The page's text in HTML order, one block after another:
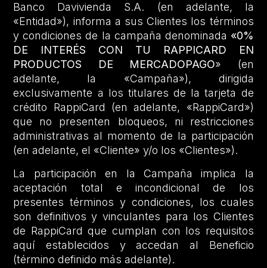
Banco Davivienda S.A. (en adelante, la
«Entidad»), informa a sus Clientes los términos
y condiciones de la campaña denominada «0%
DE INTERÉS CON TU RAPPICARD EN
PRODUCTOS DE MERCADOPAGO» (en
adelante, la «Campaña»), dirigida
exclusivamente a los titulares de la tarjeta de
crédito RappiCard (en adelante, «RappiCard»)
que no presenten bloqueos, ni restricciones
administrativas al momento de la participación
(en adelante, el «Cliente» y/o los «Clientes»).
La participación en la Campaña implica la
aceptación total e incondicional de los
presentes términos y condiciones, los cuales
son definitivos y vinculantes para los Clientes
de RappiCard que cumplan con los requisitos
aquí establecidos y accedan al Beneficio
(término definido más adelante).